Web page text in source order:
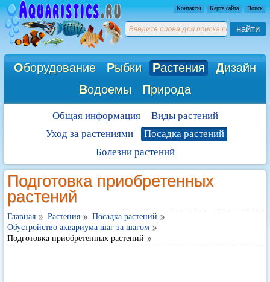
Контакты Карта сайта Поиск
найти
Оборудование Рыбки Растения Дизайн
Водоемы Природа
Общая информация
Виды растений
Уход за растениями
Посадка растений
Болезни растений
Подготовка приобретенных
растений
Главная Растения
Посадка растений
Обустройство аквариума шаг за шагом
Подготовка приобретенных растений